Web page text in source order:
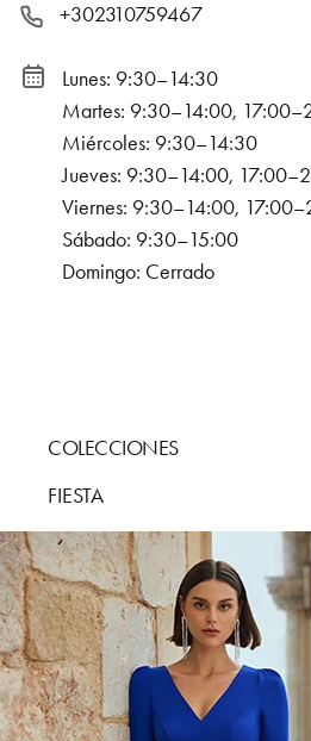
+302310759467
Lunes: 9:30–14:30
Martes: 9:30–14:00,
Miércoles: 9:30–14:30
Jueves: 9:30–14:00,
Viernes: 9:30–14:00,
Sábado: 9:30–15:00
Domingo: Cerrado
COLECCIONES
FIESTA